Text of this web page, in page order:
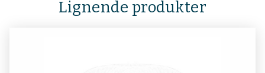
Lignende produkter